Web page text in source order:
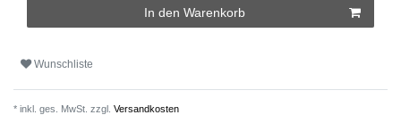
In den Warenkorb
Wunschliste
* inkl. ges. MwSt. zzgl. Versandkosten